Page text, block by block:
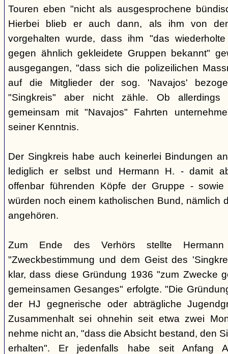
Touren eben "nicht als ausgesprochene
Hierbei blieb er auch dann, als ihm von
vorgehalten wurde, dass ihm "das
gegen ähnlich gekleidete Gruppen bekannt"
ausgegangen, "dass sich die polizeilichen
auf die Mitglieder der sog. 'Navajos'
"Singkreis" aber nicht zähle. Ob allerdings
gemeinsam mit "Navajos" Fahrten
seiner Kenntnis.
Der Singkreis habe auch keinerlei Bindungen
lediglich er selbst und Hermann H. - damit
offenbar führenden Köpfe der Gruppe -
würden noch einem katholischen Bund, nämlich
angehören.
Zum Ende des Verhörs stellte
"Zweckbestimmung und dem Geist des
klar, dass diese Gründung 1936 "zum Zwecke
gemeinsamen Gesanges" erfolgte. "Die
der HJ gegnerische oder abträgliche
Zusammenhalt sei ohnehin seit etwa zwei
nehme nicht an, "dass die Absicht bestand, den
erhalten". Er jedenfalls habe seit Anfang